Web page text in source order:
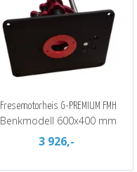
Fresemotorheis G-PREMIUM FMH
Benkmodell 600x400 mm
3 926,-